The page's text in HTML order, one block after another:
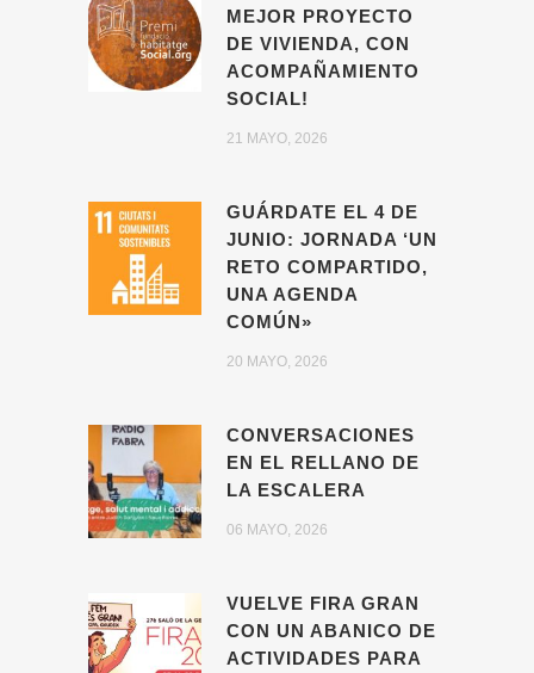
MEJOR PROYECTO
DE VIVIENDA, CON
ACOMPAÑAMIENTO
SOCIAL!
21 MAYO, 2026
GUÁRDATE EL 4 DE
JUNIO: JORNADA ‘UN
RETO COMPARTIDO,
UNA AGENDA
COMÚN»
20 MAYO, 2026
CONVERSACIONES
EN EL RELLANO DE
LA ESCALERA
06 MAYO, 2026
VUELVE FIRA GRAN
CON UN ABANICO DE
ACTIVIDADES PARA